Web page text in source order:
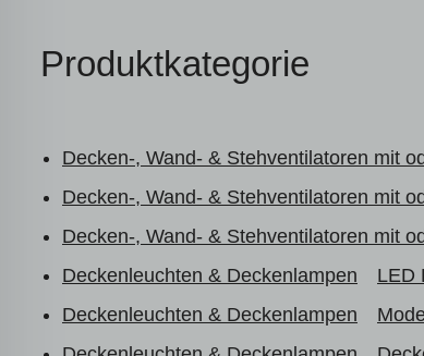
Produktkategorie
Decken-, Wand- & Stehventilatoren mit
Decken-, Wand- & Stehventilatoren mit
Decken-, Wand- & Stehventilatoren mit
Deckenleuchten & Deckenlampen
LED
Deckenleuchten & Deckenlampen